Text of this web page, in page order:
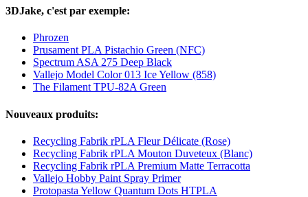
3DJake, c'est par exemple:
Phrozen
Prusament PLA Pistachio Green (NFC)
Spectrum ASA 275 Deep Black
Vallejo Model Color 013 Ice Yellow (858)
The Filament TPU-82A Green
Nouveaux produits:
Recycling Fabrik rPLA Fleur Délicate (Rose)
Recycling Fabrik rPLA Mouton Duve­teux (Blanc)
Recycling Fabrik rPLA Premium Matte Terracotta
Vallejo Hobby Paint Spray Primer
Protopasta Yellow Quantum Dots HTPLA